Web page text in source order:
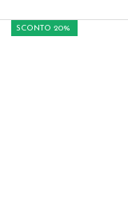
SCONTO 20%